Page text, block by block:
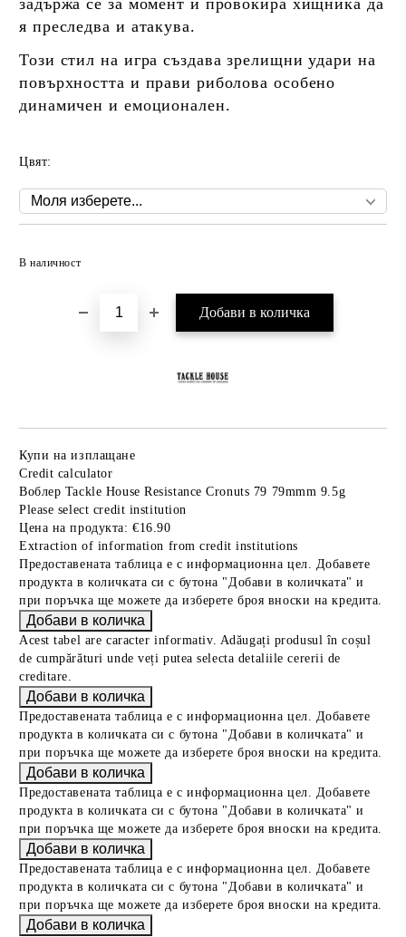
задържа се за момент и провокира хищника да
я преследва и атакува.
Този стил на игра създава зрелищни удари на
повърхността и прави риболова особено
динамичен и емоционален.
Цвят:
В наличност
Купи на изплащане
Credit calculator
Воблер Tackle House Resistance Cronuts 79 79mmm 9.5g
Please select credit institution
Цена на продукта: €16.90
Extraction of information from credit institutions
Предоставената таблица е с информационна цел. Добавете
продукта в количката си с бутона "Добави в количката" и
при поръчка ще можете да изберете броя вноски на кредита.
Acest tabel are caracter informativ. Adăugați produsul în coșul
de cumpărături unde veți putea selecta detaliile cererii de
creditare.
Предоставената таблица е с информационна цел. Добавете
продукта в количката си с бутона "Добави в количката" и
при поръчка ще можете да изберете броя вноски на кредита.
Предоставената таблица е с информационна цел. Добавете
продукта в количката си с бутона "Добави в количката" и
при поръчка ще можете да изберете броя вноски на кредита.
Предоставената таблица е с информационна цел. Добавете
продукта в количката си с бутона "Добави в количката" и
при поръчка ще можете да изберете броя вноски на кредита.